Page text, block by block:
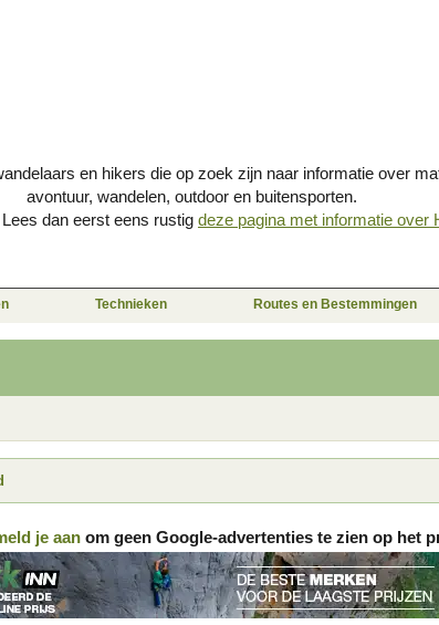
en hikers die op zoek zijn naar informatie over
avontuur, wandelen, outdoor en buitensporten.
dan eerst eens rustig deze pagina met informatie over
Technieken Routes en Bestemmingen
je aan om geen Google-advertenties te zien op het